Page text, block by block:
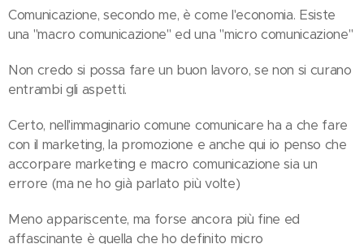
Comunicazione, secondo me, è come l'economia. Esiste
una "macro comunicazione" ed una "micro comunicazione"
Non credo si possa fare un buon lavoro, se non si curano
entrambi gli aspetti.
Certo, nell'immaginario comune comunicare ha a che fare
con il marketing, la promozione e anche qui io penso che
accorpare marketing e macro comunicazione sia un
errore (ma ne ho già parlato più volte)
Meno appariscente, ma forse ancora più fine ed
affascinante è quella che ho definito micro